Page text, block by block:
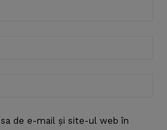
de e-mail și site-ul web în